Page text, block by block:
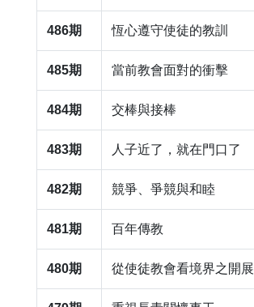
486期 恆心遵守使徒的教訓
485期 ​當前教會面對的衝擊
484期 ​交棒與接棒
483期 ​人子近了，就在門口了
482期 ​競爭、爭競與和睦
481期 百年傳教
480期 ​從使徒教會看境界之開展